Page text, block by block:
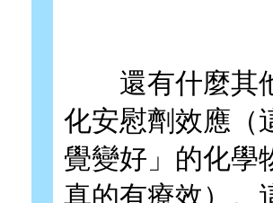
還有什麼其他
化安慰劑效應（
覺變好」的化學
真的有療效）。